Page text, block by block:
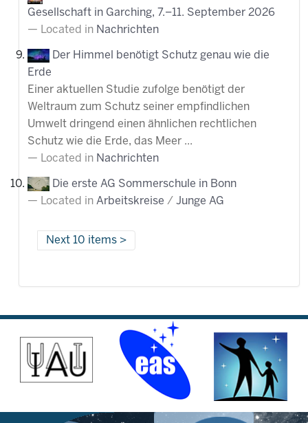
Gesellschaft in Garching, 7.–11. September 2026
Located in Nachrichten
Der Himmel benötigt Schutz genau wie die
Erde
Einer aktuellen Studie zufolge benötigt der
Weltraum zum Schutz seiner empfindlichen
Umwelt dringend einen ähnlichen rechtlichen
Schutz wie die Erde, das Meer ...
Located in Nachrichten
Die erste AG Sommerschule in Bonn
Located in Arbeitskreise / Junge AG
Next 10 items